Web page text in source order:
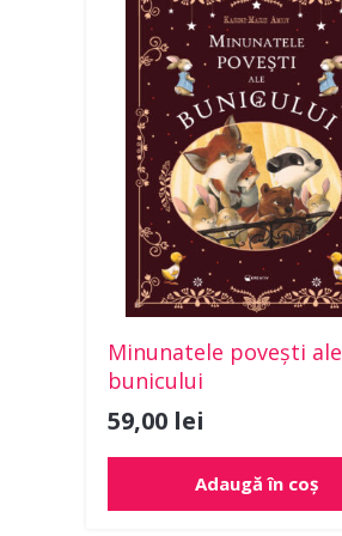
Minunatele povești ale
bunicului
59,00 lei
Adaugă în coș